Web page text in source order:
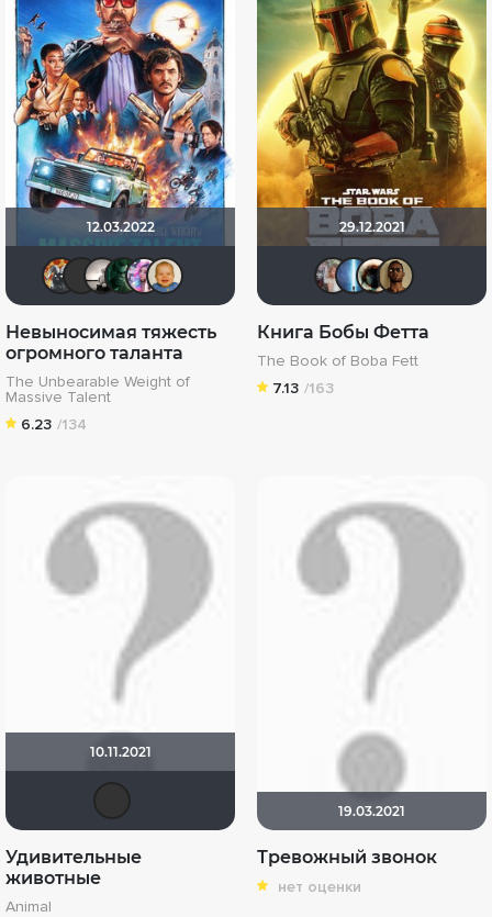
12.03.2022
Афоня Дурко
chaos-lilithDark Angel Hina
maxx2035
Невыносимая тяжесть
огромного таланта
The Unbearable Weight of
Massive Talent
6.23 /134
29.12.2021
Книга Бобы Фетта
The Book of Boba Fett
7.13 /163
10.11.2021
LouisDeFunes
Удивительные
животные
Animal
19.03.2021
Тревожный звонок
нет оценки